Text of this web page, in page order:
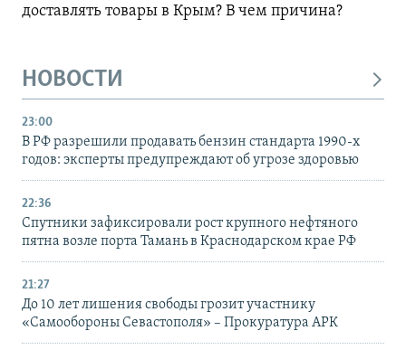
доставлять товары в Крым? В чем причина?
НОВОСТИ
23:00
В РФ разрешили продавать бензин стандарта 1990-х
годов: эксперты предупреждают об угрозе здоровью
22:36
Спутники зафиксировали рост крупного нефтяного
пятна возле порта Тамань в Краснодарском крае РФ
21:27
До 10 лет лишения свободы грозит участнику
«Самообороны Севастополя» – Прокуратура АРК